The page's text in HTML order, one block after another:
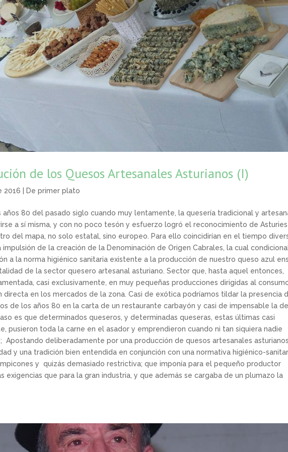
de los Quesos Artesanales Asturianos (I)
2016 | De primer plato
años 80 del pasado siglo cuando muy lentamente, la quesería tradicional y
a sí misma, y con no poco tesón y esfuerzo logró el reconocimiento de Asturies
del mapa, no solo estatal, sino europeo. Para ello coincidirían en el tiempo
de la creación de la Denominación de Origen Cabrales, la cual
a la norma higiénico sanitaria existente a la producción de nuestro queso azul
de la sector quesero artesanal asturiano. Sector que, hasta aquel entonces,
casi exclusivamente, en muy pequeñas producciones dirigidas al
directa en los mercados de la zona. Casi de exótica podríamos tildar la presencia
de los años 80 en la carta de un restaurante carbayón y casi de impensable la
es que determinados queseros, y determinadas queseras, estas últimas casi
pusieron toda la carne en el asador y emprendieron cuando ni tan siquiera nadie
deliberadamente por una producción de quesos artesanales
y una tradición bien entendida en conjunción con una normativa higiénico-
y quizás demasiado restrictiva; que imponía para el pequeño productor
exigencias que para la gran industria, y que además se cargaba de un plumazo la